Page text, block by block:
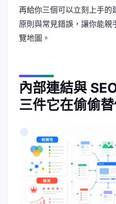
再給你三個可以立刻上手的
原則與常見錯誤，讓你能親
覽地圖。
內部連結與
三件它在偷偷